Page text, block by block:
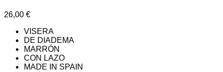
26,00 €
VISERA
DE DIADEMA
MARRÓN
CON LAZO
MADE IN SPAIN